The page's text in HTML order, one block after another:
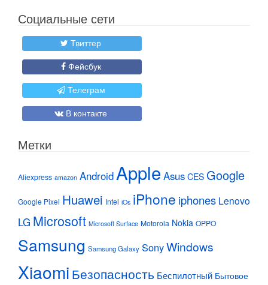
Социальные сети
Твиттер
Фейсбук
Телеграм
В контакте
Метки
Aliexpress amazon Android Apple Asus CES Google
Google Pixel Huawei Intel iOs iPhone iphones Lenovo
LG Microsoft Microsoft Surface Motorola Nokia OPPO
Samsung Samsung Galaxy SonyWindows
Xiaomi Безопасность Беспилотный Бытовое